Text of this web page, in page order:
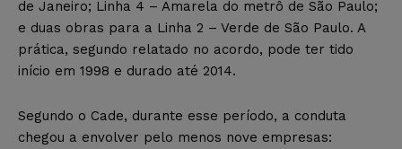
de Janeiro; Linha 4 – Amarela do metrô de São Paulo;
e duas obras para a Linha 2 – Verde de São Paulo. A
prática, segundo relatado no acordo, pode ter tido
início em 1998 e durado até 2014.
Segundo o Cade, durante esse período, a conduta
chegou a envolver pelo menos nove empresas: